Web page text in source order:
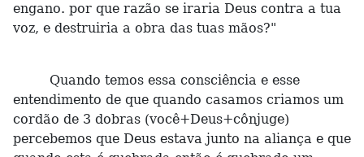
engano. por que razão se iraria Deus contra a tua
voz, e destruiria a obra das tuas mãos?"
Quando temos essa consciência e esse
entendimento de que quando casamos criamos um
cordão de 3 dobras (você+Deus+cônjuge)
percebemos que Deus estava junto na aliança e que